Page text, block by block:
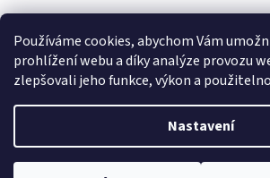
Používáme cookies, abychom Vám
prohlížení webu a díky analýze provozu
zlepšovali jeho funkce, výkon a
Nastavení
á
Copyright 2026E-shop Ze statku